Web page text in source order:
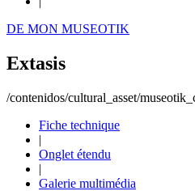
DE MON MUSEOTIK
Extasis
/contenidos/cultural_asset/
Fiche technique
|
Onglet étendu
|
Galerie multimédia